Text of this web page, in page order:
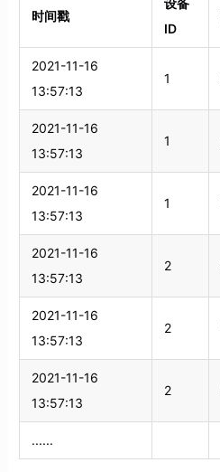
时间戳
设备
ID
2021-11-16
13:57:13
1
2021-11-16
13:57:13
1
2021-11-16
13:57:13
1
2021-11-16
13:57:13
2
2021-11-16
13:57:13
2
2021-11-16
13:57:13
2
......